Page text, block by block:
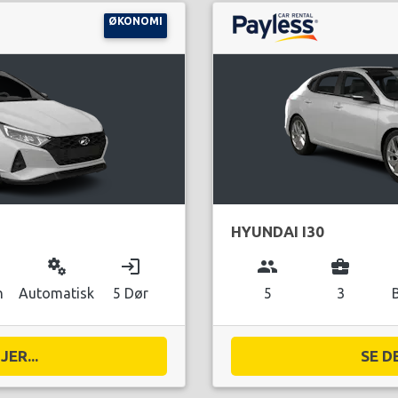
ØKONOMI
miscellaneous_services
Automatisk
login
5 Dør
HYUNDAI I30
group
5
business_center
3
SE